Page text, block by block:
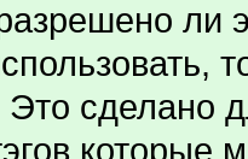
ли
Это сделано
которые